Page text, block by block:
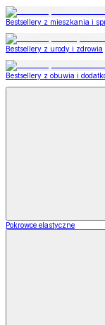
Bestsellery z mieszkania i
Bestsellery z urody i zdrowia
Bestsellery z obuwia i
Pokrowce elastyczne